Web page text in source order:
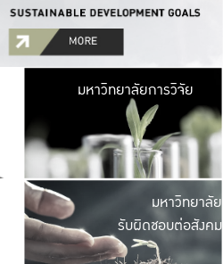
มหาวิ
มีพื้นที่เขียวสดใส
เป็นป่าในเมือง เกษต
มหาวิทยาลัยการวิจัย
มหาวิ
ค
เปิดประ
และพบเรื่องราวใ
มหาวิทยาลัย
รับผิดชอบต่อสังคม